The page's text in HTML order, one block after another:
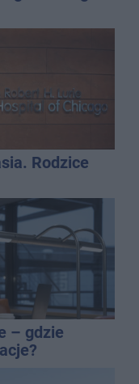
Rodzice
– gdzie